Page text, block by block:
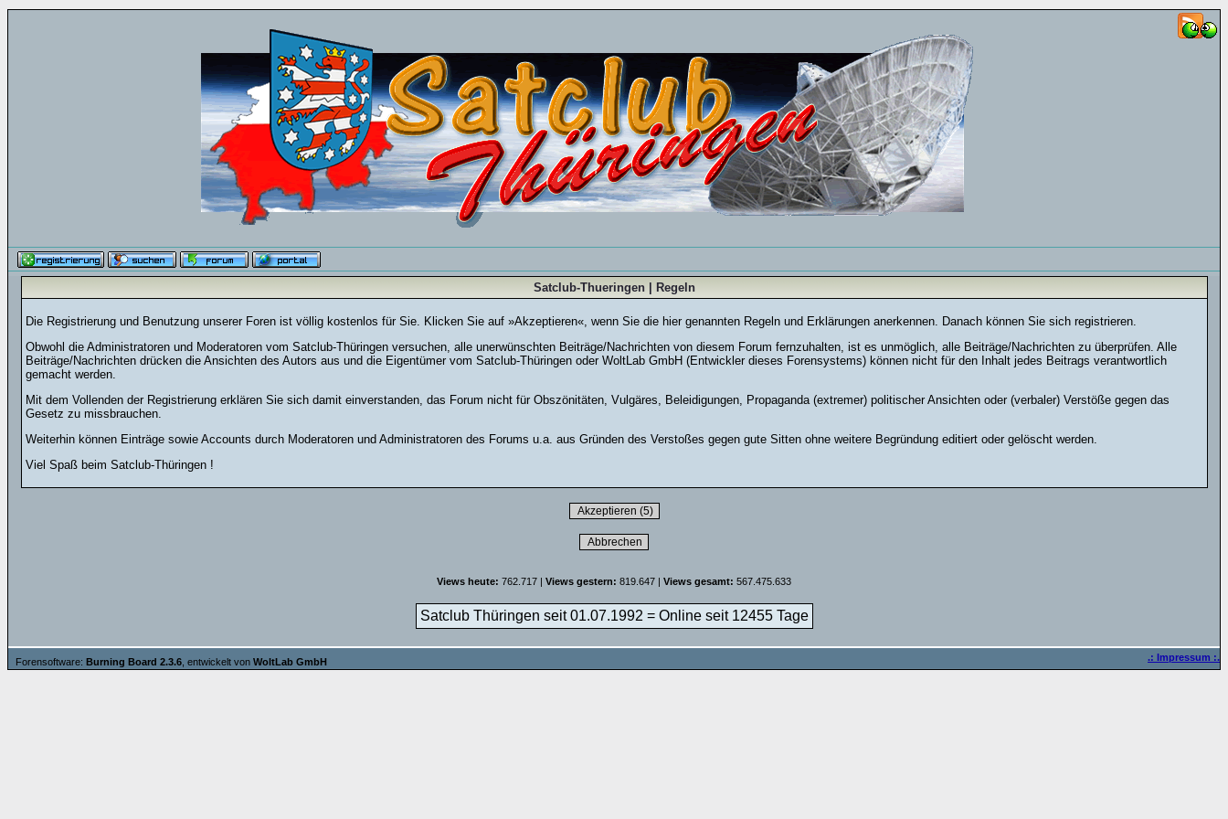
Satclub-Thueringen | Regeln
Die Registrierung und Benutzung unserer Foren ist völlig kostenlos für Sie. Klicken Sie auf »Akzeptieren«, wenn Sie die hier genannten Regeln und Erklärungen anerkennen. Danach können Sie sich registrieren.
Obwohl die Administratoren und Moderatoren vom Satclub-Thüringen versuchen, alle unerwünschten Beiträge/Nachrichten von diesem Forum fernzuhalten, ist es unmöglich, alle Beiträge/Nachrichten zu überprüfen. Alle
Beiträge/Nachrichten drücken die Ansichten des Autors aus und die Eigentümer vom Satclub-Thüringen oder WoltLab GmbH (Entwickler dieses Forensystems) können nicht für den Inhalt jedes Beitrags verantwortlich
gemacht werden.
Mit dem Vollenden der Registrierung erklären Sie sich damit einverstanden, das Forum nicht für Obszönitäten, Vulgäres, Beleidigungen, Propaganda (extremer) politischer Ansichten oder (verbaler) Verstöße gegen das
Gesetz zu missbrauchen.
Weiterhin können Einträge sowie Accounts durch Moderatoren und Administratoren des Forums u.a. aus Gründen des Verstoßes gegen gute Sitten ohne weitere Begründung editiert oder gelöscht werden.
Viel Spaß beim Satclub-Thüringen !
Views heute: 762.717 | Views gestern: 819.647 | Views gesamt: 567.475.633
Satclub Thüringen seit 01.07.1992 = Online seit 12455 Tage
Forensoftware: Burning Board 2.3.6 , entwickelt von WoltLab GmbH .: Impressum :.